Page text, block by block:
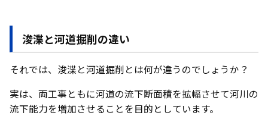
浚渫と河道掘削の違い
それでは、浚渫と河道掘削とは何が違うのでしょうか？
実は、両工事ともに河道の流下断面積を拡幅させて河川の
流下能力を増加させることを目的としています。